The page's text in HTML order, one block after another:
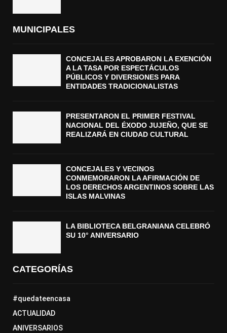
MUNICIPALES
CONCEJALES APROBARON LA EXENCIÓN
A LA TASA POR ESPECTÁCULOS
PÚBLICOS Y DIVERSIONES PARA
ENTIDADES TRADICIONALISTAS
PRESENTARON EL PRIMER FESTIVAL
NACIONAL DEL ÉXODO JUJEÑO, QUE SE
REALIZARÁ EN CIUDAD CULTURAL
CONCEJALES Y VECINOS
CONMEMORARON LA AFIRMACIÓN DE
LOS DERECHOS ARGENTINOS SOBRE LAS
ISLAS MALVINAS
LA BIBLIOTECA BELGRANIANA CELEBRÓ
SU 10° ANIVERSARIO
CATEGORÍAS
#quedateencasa
ACTUALIDAD
ANIVERSARIOS